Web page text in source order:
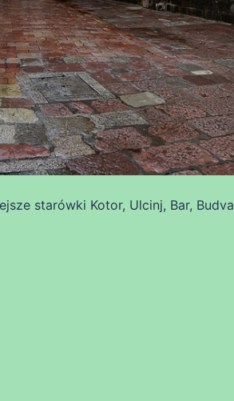
starówki Kotor, Ulcinj, Bar, Budva